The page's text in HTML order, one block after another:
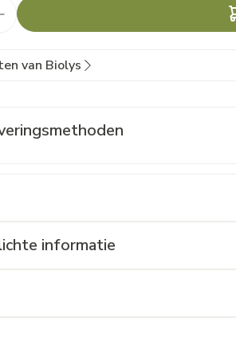
van Biolys
informatie